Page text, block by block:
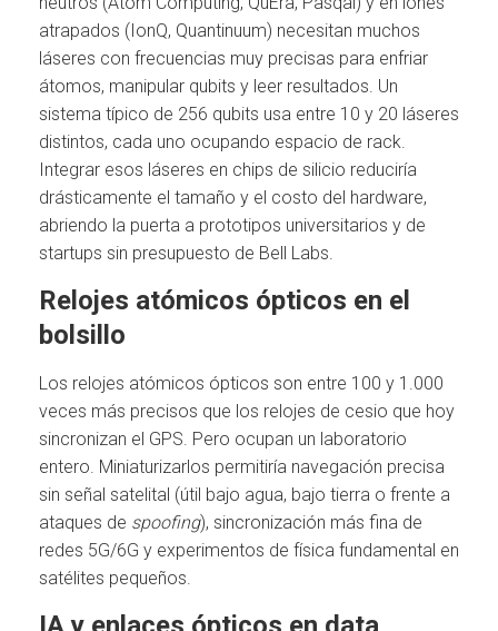
atrapados (IonQ, Quantinuum) necesitan muchos
láseres con frecuencias muy precisas para enfriar
átomos, manipular qubits y leer resultados. Un
sistema típico de 256 qubits usa entre 10 y 20 láseres
distintos, cada uno ocupando espacio de rack.
Integrar esos láseres en chips de silicio reduciría
drásticamente el tamaño y el costo del hardware,
abriendo la puerta a prototipos universitarios y de
startups sin presupuesto de Bell Labs.
Relojes atómicos ópticos en el
bolsillo
Los relojes atómicos ópticos son entre 100 y 1.000
veces más precisos que los relojes de cesio que hoy
sincronizan el GPS. Pero ocupan un laboratorio
entero. Miniaturizarlos permitiría navegación precisa
sin señal satelital (útil bajo agua, bajo tierra o frente a
ataques de spoofing), sincronización más fina de
redes 5G/6G y experimentos de física fundamental en
satélites pequeños.